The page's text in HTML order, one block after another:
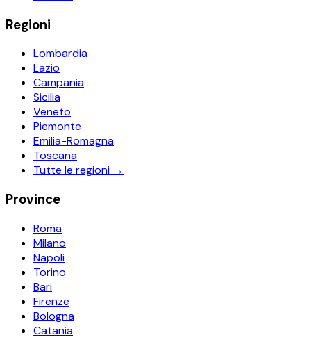
Regioni
Lombardia
Lazio
Campania
Sicilia
Veneto
Piemonte
Emilia-Romagna
Toscana
Tutte le regioni →
Province
Roma
Milano
Napoli
Torino
Bari
Firenze
Bologna
Catania